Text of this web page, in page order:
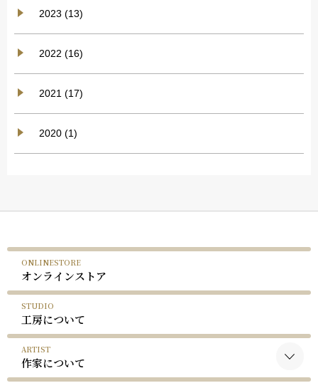
2023 (13)
2022 (16)
2021 (17)
2020 (1)
ONLINESTORE
オンラインストア
STUDIO
工房について
ARTIST
作家について